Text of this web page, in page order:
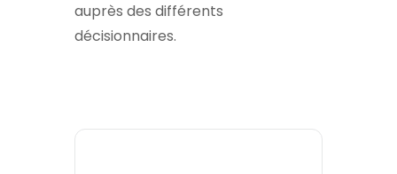
auprès des différents
décisionnaires.